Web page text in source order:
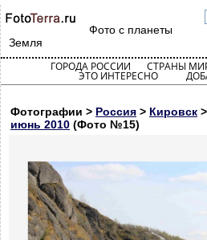
Фото с планеты
Земля
ГОРОДА РОССИИ СТРАНЫ
ЭТО ИНТЕРЕСНО
Фотографии > Россия > Кировск >
июнь 2010 (Фото №15)